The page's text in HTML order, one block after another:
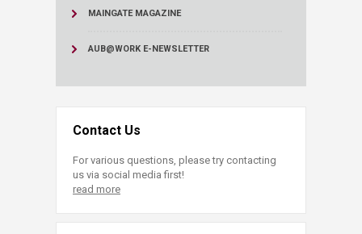
MAINGATE MAGAZINE
AUB@WORK E-NEWSLETTER
Contact Us
For various questions, please try contacting
us via social media first!
read more